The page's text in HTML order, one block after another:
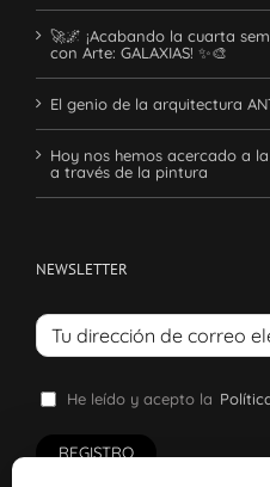
🚀🌌 ¡Acabando la cuarta
con Arte: GALAXIAS! ✨🎨
El genio de la arquitectura
Hoy nos hemos acercado a
a través de la pintura
NEWSLETTER
He leído y acepto la